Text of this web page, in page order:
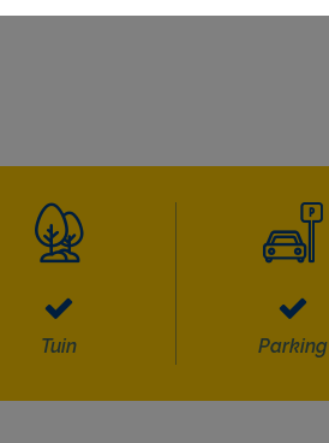
Tuin Parking